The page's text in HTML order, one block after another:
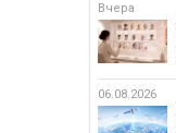
Вчера
06.08.2026